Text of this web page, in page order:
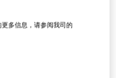
多信息，请参阅我司的